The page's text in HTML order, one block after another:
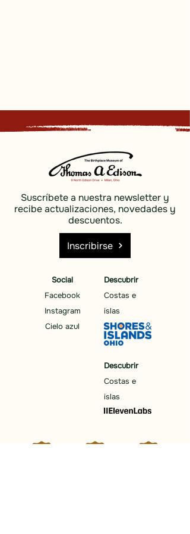
Suscríbete a nuestra newsletter y
recibe actualizaciones, novedades y
descuentos.
Inscribirse
Social
Facebook
Instagram
Cielo azul
Descubrir
Costas e
islas
Descubrir
Costas e
islas